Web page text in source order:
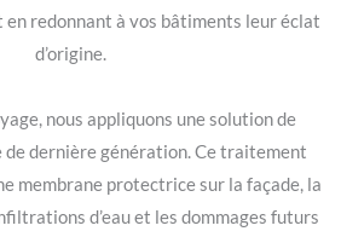
redonnant à vos bâtiments leur éclat
d’origine.
nous appliquons une solution de
dernière génération. Ce traitement
membrane protectrice sur la façade, la
d’eau et les dommages futurs